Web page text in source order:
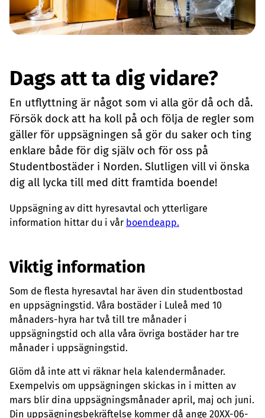
Dags att ta dig vidare?
En utflyttning är något som vi alla gör då och då.
Försök dock att ha koll på och följa de regler som
gäller för uppsägningen så gör du saker och ting
enklare både för dig själv och för oss på
Studentbostäder i Norden. Slutligen vill vi önska
dig all lycka till med ditt framtida boende!
Uppsägning av ditt hyresavtal och ytterligare
information hittar du i vår boendeapp.
Viktig information
Som de flesta hyresavtal har även din studentbostad
en uppsägningstid. Våra bostäder i Luleå med 10
månaders-hyra har två till tre månader i
uppsägningstid och alla våra övriga bostäder har tre
månader i uppsägningstid.
Glöm då inte att vi räknar hela kalendermånader.
Exempelvis om uppsägningen skickas in i mitten av
mars blir dina uppsägningsmånader april, maj och juni.
Din uppsägningsbekräftelse kommer då ange 20XX-06-